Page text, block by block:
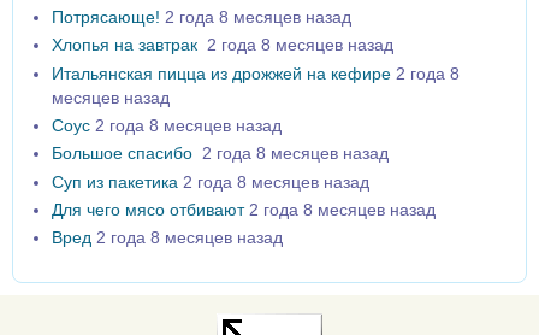
Потрясающе! 2 года 8 месяцев назад
Хлопья на завтрак 2 года 8 месяцев назад
Итальянская пицца из дрожжей на кефире 2 года 8
месяцев назад
Соус 2 года 8 месяцев назад
Большое спасибо 2 года 8 месяцев назад
Суп из пакетика 2 года 8 месяцев назад
Для чего мясо отбивают 2 года 8 месяцев назад
Вред 2 года 8 месяцев назад